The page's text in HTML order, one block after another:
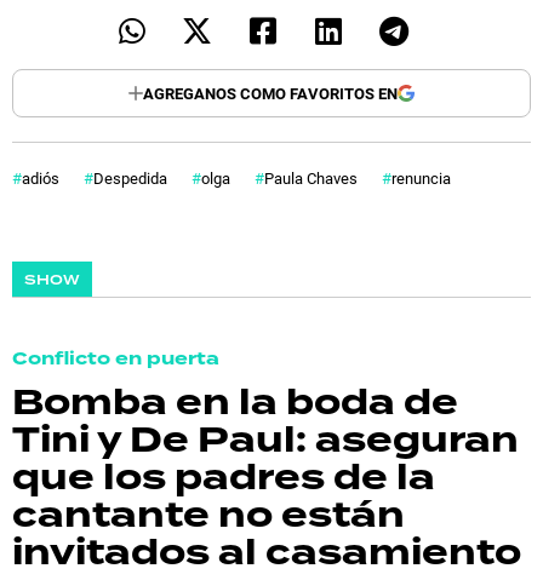
AGREGANOS COMO FAVORITOS EN
adiós Despedida olga Paula Chaves renuncia
SHOW
Conflicto en puerta
Bomba en la boda de
Tini y De Paul: aseguran
que los padres de la
cantante no están
invitados al casamiento